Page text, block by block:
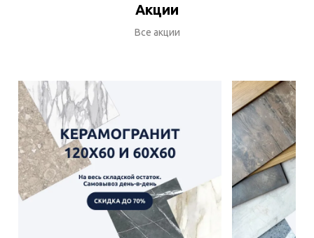
Акции
Все акции